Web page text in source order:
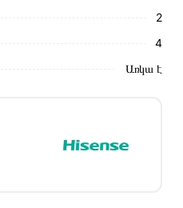
կմշակեն պատվերը և
առաքման
պատվեր տեղադրելը,
է և համպատասխանում է
2
4
Առկա է